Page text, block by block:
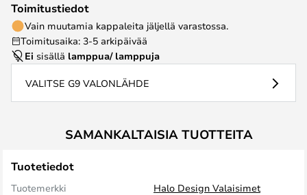
Toimitustiedot
Vain muutamia kappaleita jäljellä varastossa.
Toimitusaika: 3-5 arkipäivää
Ei sisällä lamppua/ lamppuja
VALITSE G9 VALONLÄHDE
SAMANKALTAISIA TUOTTEITA
Tuotetiedot
Tuotemerkki
Halo Design Valaisimet